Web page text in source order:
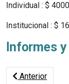
Individual : $
Institucional : $
Informes
Artículo
Anterior